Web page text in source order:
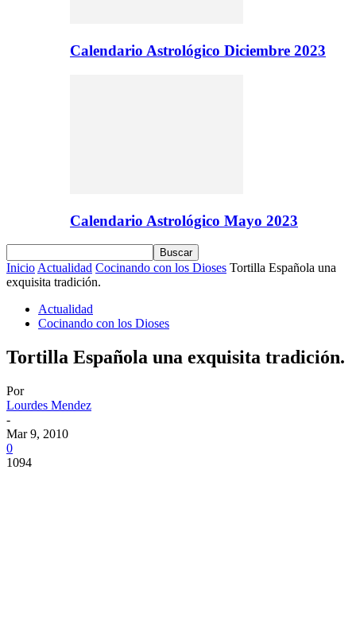
Calendario Astrológico Diciembre 2023
Calendario Astrológico Mayo 2023
Inicio Actualidad Cocinando con los Dioses Tortilla Española una
exquisita tradición.
Actualidad
Cocinando con los Dioses
Tortilla Española una exquisita tradición.
Por
Lourdes Mendez
-
Mar 9, 2010
0
1094